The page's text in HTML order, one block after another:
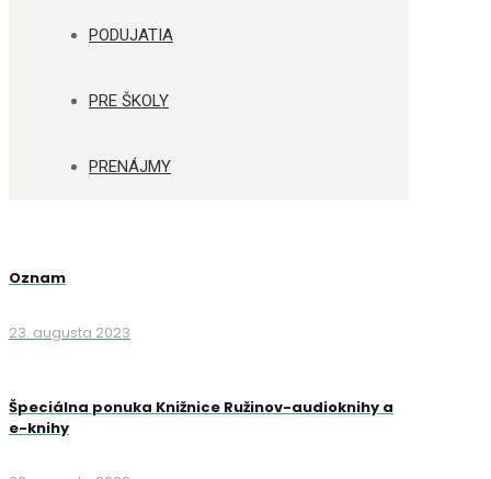
PODUJATIA
PRE ŠKOLY
PRENÁJMY
Oznam
23. augusta 2023
Špeciálna ponuka Knižnice Ružinov-audioknihy a
e-knihy